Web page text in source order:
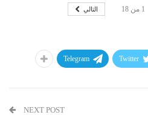
1 من 18 التالي
Twitter
Telegram
NEXT POST